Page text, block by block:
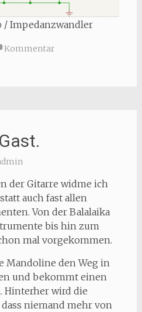
/ Impedanzwandler
Kommentar
der Gitarre widme ich
auch fast allen
Von der Balalaika
bis hin zum
mal vorgekommen.
Mandoline den Weg in
und bekommt einen
Hinterher wird die
niemand mehr von